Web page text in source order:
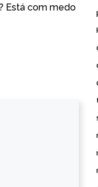
Está com medo